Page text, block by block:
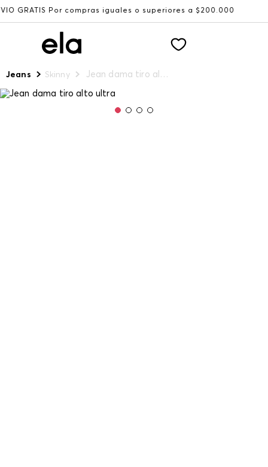
Por compras iguales o superiores a $200.000 Recibe:
Jeans Skinny Jean dama tiro alto ultra